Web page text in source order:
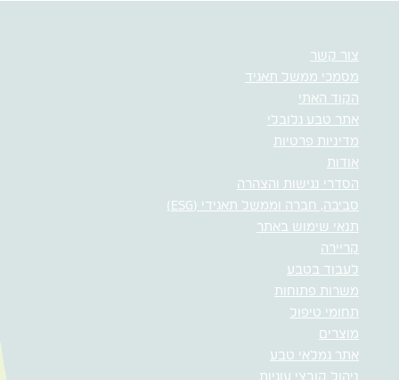
צור קשר
מסמכי ממשל תאגיד
הקוד האתי
אתר טבע גלובלי
מדיניות פרטיות
אודות
הסדרי נגישות והצהרה
סביבה, חברה וממשל תאגידי (ESG)
תנאי שימוש באתר
קריירה
לעבוד בטבע
משרות פתוחות
תחומי טיפול
מוצרים
אתר גמלאי טבע
ניהול קובצי עוגיות